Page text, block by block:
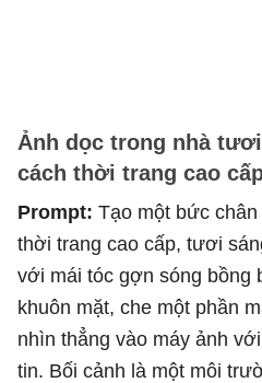
Ảnh dọc trong nhà
cách thời trang cao
Prompt: Tạo một bức
thời trang cao cấp, tươi
với mái tóc gợn sóng bồng
khuôn mặt, che một phần
nhìn thẳng vào máy ảnh
tin. Bối cảnh là một môi